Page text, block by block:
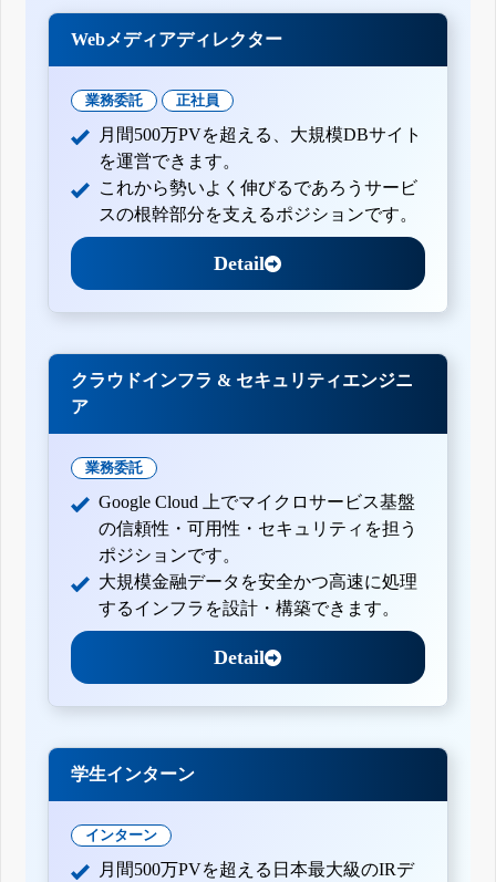
Webメディアディレクター
業務委託 正社員
月間500万PVを超える、大規模DBサイト
を運営できます。
これから勢いよく伸びるであろうサービ
スの根幹部分を支えるポジションです。
Detail
クラウドインフラ & セキュリティエンジニ
ア
業務委託
Google Cloud 上でマイクロサービス基盤
の信頼性・可用性・セキュリティを担う
ポジションです。
大規模金融データを安全かつ高速に処理
するインフラを設計・構築できます。
Detail
学生インターン
インターン
月間500万PVを超える日本最大級のIRデ